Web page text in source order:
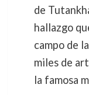
de
hallazgo
campo de
miles de
la famosa